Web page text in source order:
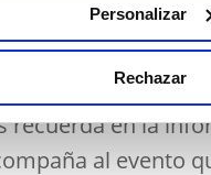
Personalizar
Rechazar
Día del Hidrógeno
una propuesta
la
recuerda en la
al evento